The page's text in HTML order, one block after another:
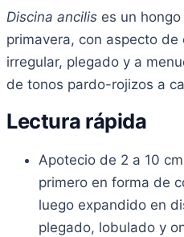
Discina ancilis es un
primavera, con aspecto de
irregular, plegado y a
de tonos pardo-rojizos a
Lectura rápida
Apotecio de 2 a 10
primero en forma de
luego expandido en
plegado, lobulado y